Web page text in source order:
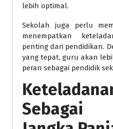
lebih optimal.
Sekolah juga perlu
menempatkan
penting dari pendidikan.
yang tepat, guru akan
peran sebagai pendidik
Sebagai